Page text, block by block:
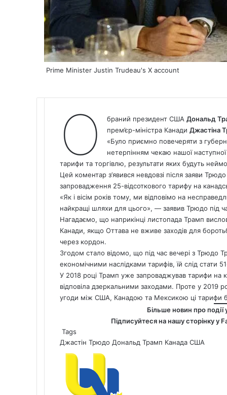
Prime Minister Justin Trudeau's X account
О браний президент США Дональд
прем’єр-міністра Канади Джастіна
«Було приємно повечеряти з
нетерпінням чекаю нашої
тарифи та торгівлю, результати яких будуть
Цей коментар з’явився невдовзі після заяви
запровадження 25-відсоткового тарифу на
«Як і вісім років тому, ми відповімо на
найкращі шляхи для цього», — заявив Трюдо під
Нагадаємо, що наприкінці листопада Трамп
Канади, якщо Оттава не вживе заходів для
через кордон.
Згодом стало відомо, що під час вечері з Трюдо
економічними наслідками тарифів, їй слід стати
У 2018 році Трамп уже запроваджував тарифи на
відповіла дзеркальними заходами. Проте у 2019
угоди між США, Канадою та Мексикою ці тарифи
Більше новин про події
Підписуйтеся на нашу сторінку у
Tags
Джастін Трюдо Дональд Трамп Канада США